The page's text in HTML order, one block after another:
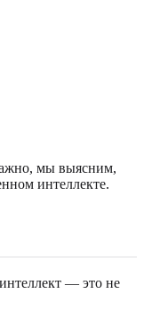
мы выясним,
интеллекте.
— это не